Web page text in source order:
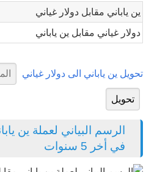
ين ياباني مقابل دولار غياني
دولار غياني مقابل ين ياباني
تحويل ين ياباني الى دولار غياني
الرسم البياني لعملة ين
في أخر 5 سنوات